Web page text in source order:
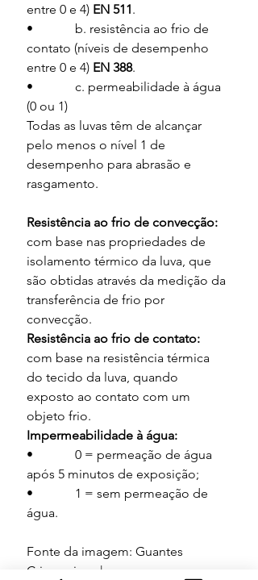
entre 0 e 4) EN 511.
•             b. resistência ao frio de
contato (níveis de desempenho
entre 0 e 4) EN 388.
•             c. permeabilidade à água
(0 ou 1)
Todas as luvas têm de alcançar
pelo menos o nível 1 de
desempenho para abrasão e
rasgamento.
Resistência ao frio de convecção:
com base nas propriedades de
isolamento térmico da luva, que
são obtidas através da medição da
transferência de frio por
convecção.
Resistência ao frio de contato:
com base na resistência térmica
do tecido da luva, quando
exposto ao contato com um
objeto frio.
Impermeabilidade à água:
•             0 = permeação de água
após 5 minutos de exposição;
•             1 = sem permeação de
água.
Fonte da imagem: Guantes
Criogenicos |